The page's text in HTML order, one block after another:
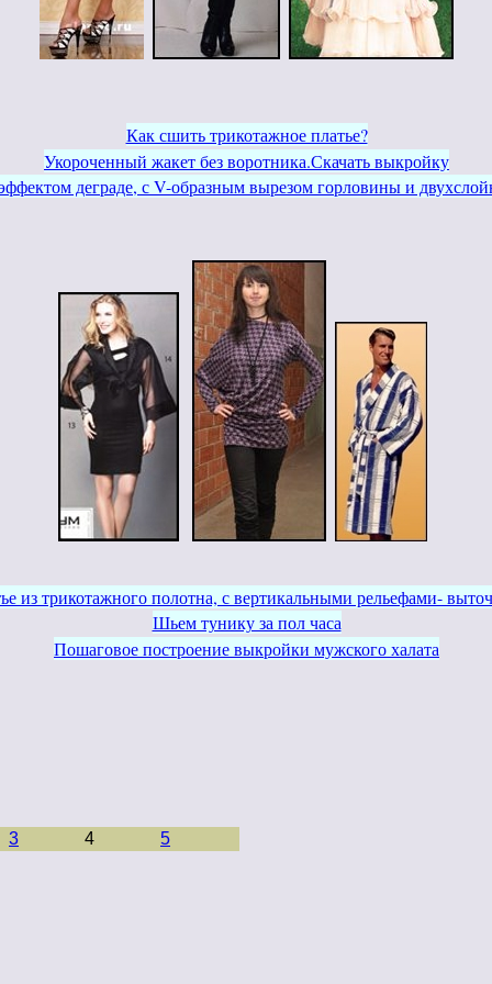
Как сшить трикотажное платье?
Укороченный жакет без воротника.Скачать выкройку
деграде, с V-образным вырезом горловины и
из трикотажного полотна, с вертикальными рельефами-
Шьем тунику за пол часа
Пошаговое построение выкройки мужского халата
3 4 5